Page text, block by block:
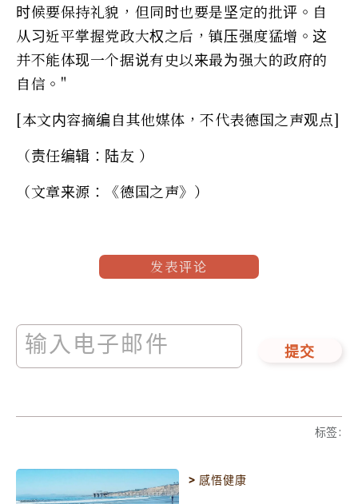
时候要保持礼貌，但同时也要是坚定的批评。自
从习近平掌握党政大权之后，镇压强度猛增。这
并不能体现一个据说有史以来最为强大的政府的
自信。"
[本文内容摘编自其他媒体，不代表德国之声观点]
（责任编辑：陆友 ）
（文章来源：《德国之声》）
发表评论
提交
标签:
>感悟健康